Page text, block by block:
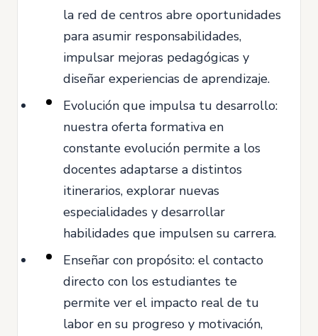
la red de centros abre oportunidades
para asumir responsabilidades,
impulsar mejoras pedagógicas y
diseñar experiencias de aprendizaje.
Evolución que impulsa tu desarrollo:
nuestra oferta formativa en
constante evolución permite a los
docentes adaptarse a distintos
itinerarios, explorar nuevas
especialidades y desarrollar
habilidades que impulsen su carrera.
Enseñar con propósito: el contacto
directo con los estudiantes te
permite ver el impacto real de tu
labor en su progreso y motivación,